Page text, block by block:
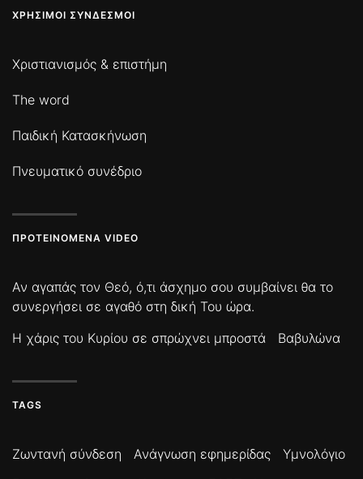
ΧΡΉΣΙΜΟΙ ΣΎΝΔΕΣΜΟΙ
Χριστιανισμός & επιστήμη
The word
Παιδική Κατασκήνωση
Πνευματικό συνέδριο
ΠΡΟΤΕΙΝΌΜΕΝΑ VIDEO
Αν αγαπάς τον Θεό, ό,τι άσχημο σου συμβαίνει θα το
συνεργήσει σε αγαθό στη δική Του ώρα.
Η χάρις του Κυρίου σε σπρώχνει μπροστά
Βαβυλώνα
TAGS
Ζωντανή σύνδεση Ανάγνωση εφημερίδας
Υμνολόγιο